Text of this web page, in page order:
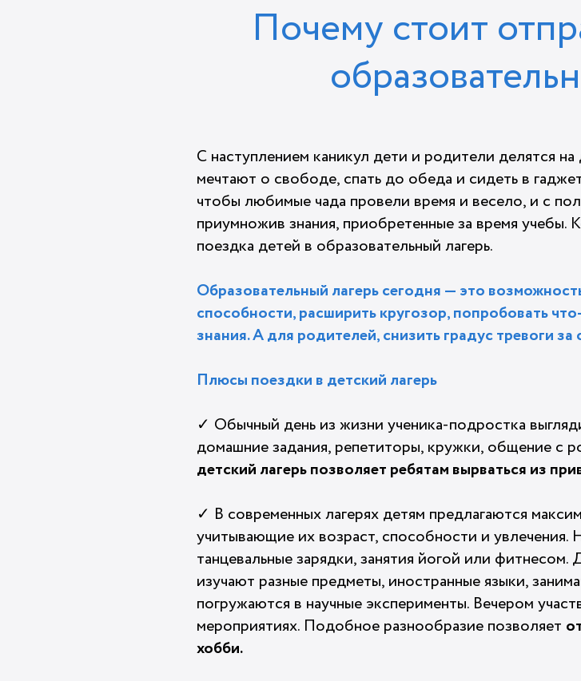
Почему стоит
С наступлением каникул дети и родители делятся
мечтают о свободе, спать до обеда и сидеть в
чтобы любимые чада провели время и весело, и с
приумножив знания, приобретенные за время
поездка детей в образовательный лагерь.
Образовательный лагерь сегодня — это
способности, расширить кругозор, попробовать
знания. А для родителей, снизить градус тревоги
Плюсы поездки в детский лагерь
✓ Обычный день из жизни ученика-подростка
домашние задания, репетиторы, кружки, общение с
детский лагерь позволяет ребятам вырваться из
✓ В современных лагерях детям предлагаются
учитывающие их возраст, способности и увлечения.
танцевальные зарядки, занятия йогой или
изучают разные предметы, иностранные языки,
погружаются в научные эксперименты. Вечером
мероприятиях. Подобное разнообразие позволяет
хобби.